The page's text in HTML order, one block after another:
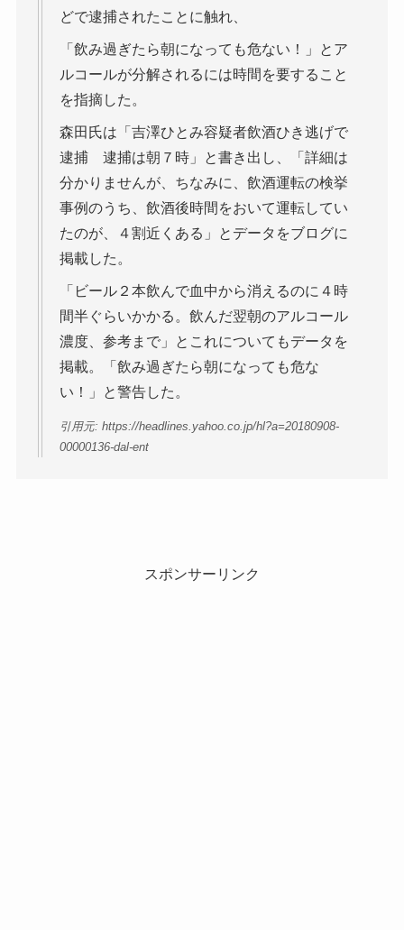
どで逮捕されたことに触れ、
「飲み過ぎたら朝になっても危ない！」とア
ルコールが分解されるには時間を要すること
を指摘した。
森田氏は「吉澤ひとみ容疑者飲酒ひき逃げで
逮捕 逮捕は朝７時」と書き出し、「詳細は
分かりませんが、ちなみに、飲酒運転の検挙
事例のうち、飲酒後時間をおいて運転してい
たのが、４割近くある」とデータをブログに
掲載した。
「ビール２本飲んで血中から消えるのに４時
間半ぐらいかかる。飲んだ翌朝のアルコール
濃度、参考まで」とこれについてもデータを
掲載。「飲み過ぎたら朝になっても危な
い！」と警告した。
引用元: https://headlines.yahoo.co.jp/hl?a=20180908-
00000136-dal-ent
スポンサーリンク